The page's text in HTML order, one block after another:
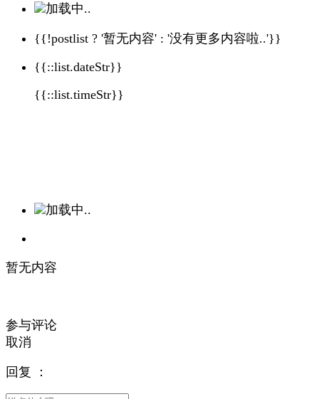
加载中..
{{!postlist ? '暂无内容' : '没有更多内容啦..'}}
{{::list.dateStr}}
{{::list.timeStr}}
加载中..
暂无内容
参与评论
取消
回复 ：